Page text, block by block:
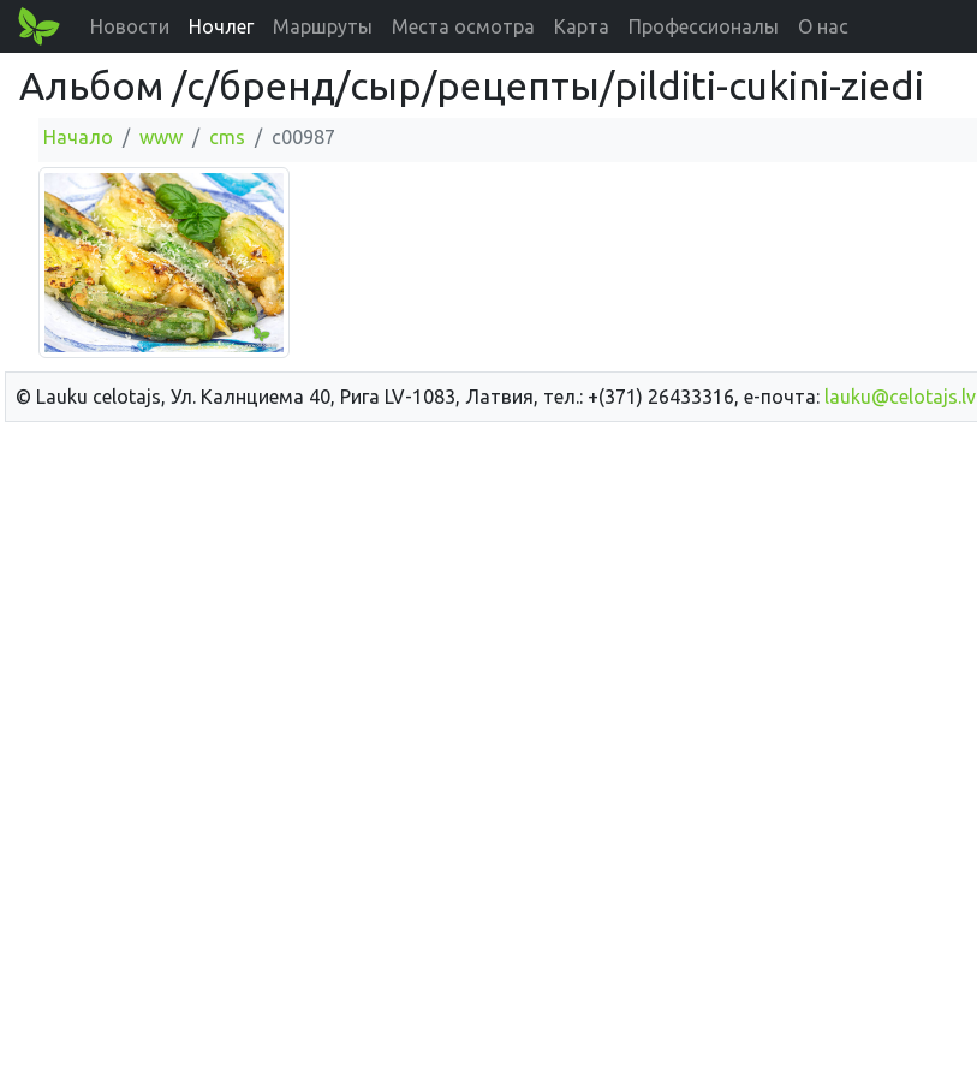
Новости Ночлег Маршруты Места осмотра Карта Профессионалы О нас
Альбом /c/бренд/сыр/рецепты/pilditi-cukini-ziedi
Начало www cms c00987
© Lauku сelotajs, Ул. Калнциема 40, Рига LV-1083, Латвия, тел.: +(371) 26433316, е-почта: lauku@celotajs.lv